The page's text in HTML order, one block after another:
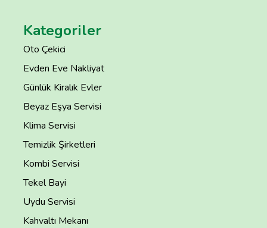
Kategoriler
Oto Çekici
Evden Eve Nakliyat
Günlük Kiralık Evler
Beyaz Eşya Servisi
Klima Servisi
Temizlik Şirketleri
Kombi Servisi
Tekel Bayi
Uydu Servisi
Kahvaltı Mekanı